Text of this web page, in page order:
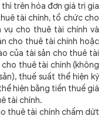
trên hóa đơn giá trị gia
tài chính, tổ chức cho
cho thuê tài chính và
cho thuê tài chính hoặc
của tài sản cho thuê tài
thuê tài chính (không
thuế suất thể hiện ký
hiện bằng tiền thuế giá
tài chính.
thuê tài chính chấm dứt